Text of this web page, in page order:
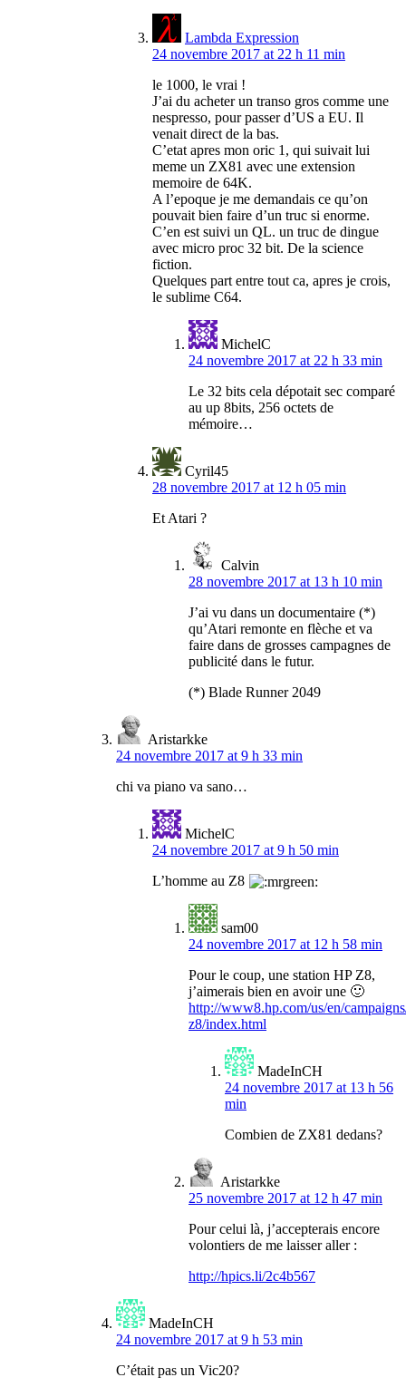
Lambda Expression
24 novembre 2017 at 22 h 11 min
le 1000, le vrai !
J’ai du acheter un transo gros comme une
nespresso, pour passer d’US a EU. Il
venait direct de la bas.
C’etat apres mon oric 1, qui suivait lui
meme un ZX81 avec une extension
memoire de 64K.
A l’epoque je me demandais ce qu’on
pouvait bien faire d’un truc si enorme.
C’en est suivi un QL. un truc de dingue
avec micro proc 32 bit. De la science
fiction.
Quelques part entre tout ca, apres je crois,
le sublime C64.
MichelC
24 novembre 2017 at 22 h 33 min
Le 32 bits cela dépotait sec comparé
au up 8bits, 256 octets de
mémoire…
Cyril45
28 novembre 2017 at 12 h 05 min
Et Atari ?
Calvin
28 novembre 2017 at 13 h 10 min
J’ai vu dans un documentaire (*)
qu’Atari remonte en flèche et va
faire dans de grosses campagnes de
publicité dans le futur.
(*) Blade Runner 2049
Aristarkke
24 novembre 2017 at 9 h 33 min
chi va piano va sano…
MichelC
24 novembre 2017 at 9 h 50 min
L’homme au Z8
sam00
24 novembre 2017 at 12 h 58 min
Pour le coup, une station HP Z8,
j’aimerais bien en avoir une 🙂
http://www8.hp.com/us/en/
z8/index.html
MadeInCH
24 novembre 2017 at 13 h 56
min
Combien de ZX81 dedans?
Aristarkke
25 novembre 2017 at 12 h 47 min
Pour celui là, j’accepterais encore
volontiers de me laisser aller :
http://hpics.li/2c4b567
MadeInCH
24 novembre 2017 at 9 h 53 min
C’était pas un Vic20?